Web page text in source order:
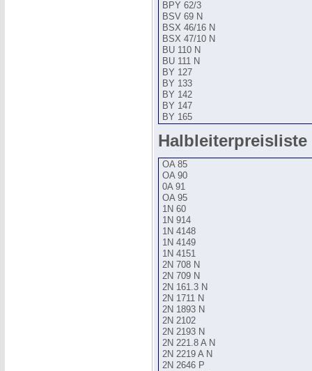
BPY 62/3
BSV 69 N
BSX 46/16 N
BSX 47/10 N
BU 110 N
BU 111 N
BY 127
BY 133
BY 142
BY 147
BY 165
Halbleiterpreisliste
OA 85
OA 90
0A 91
OA 95
1N 60
1N 914
1N 4148
1N 4149
1N 4151
2N 708 N
2N 709 N
2N 161.3 N
2N 1711 N
2N 1893 N
2N 2102
2N 2193 N
2N 221.8 A N
2N 2219 A N
2N 2646 P